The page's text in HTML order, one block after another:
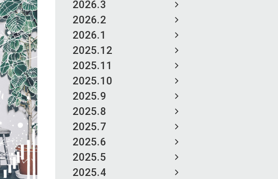
2026.3
2026.2
2026.1
2025.12
2025.11
2025.10
2025.9
2025.8
2025.7
2025.6
2025.5
2025.4